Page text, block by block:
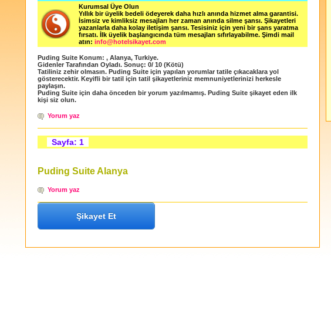
Kurumsal Üye Olun
Yıllık bir üyelik bedeli ödeyerek daha hızlı anında hizmet alma garantisi.
İsimsiz ve kimliksiz mesajları her zaman anında silme şansı. Şikayetleri
yazanlarla daha kolay iletişim şansı. Tesisiniz için yeni bir şans yaratma
fırsatı. İlk üyelik başlangıcında tüm mesajları sıfırlayabilme. Şimdi mail
atın: info@hotelsikayet.com
Puding Suite Konum: , Alanya, Turkiye.
Gidenler Tarafından Oyladı. Sonuç: 0/ 10 (Kötü)
Tatiliniz zehir olmasın. Puding Suite için yapılan yorumlar tatile çıkacaklara yol
gösterecektir. Keyifli bir tatil için tatil şikayetleriniz memnuniyetlerinizi herkesle
paylaşın.
Puding Suite için daha önceden bir yorum yazılmamış. Puding Suite şikayet eden ilk
kişi siz olun.
Yorum yaz
Sayfa: 1
Puding Suite Alanya
Yorum yaz
Şikayet Et